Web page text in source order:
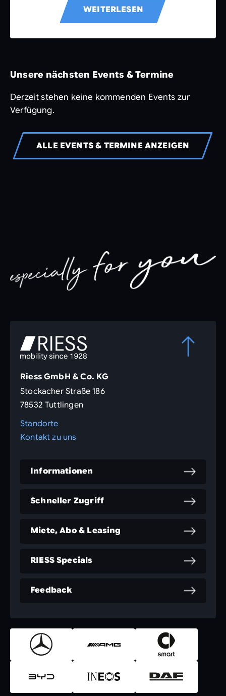
WEITERLESEN
Unsere nächsten Events & Termine
Derzeit stehen keine kommenden Events zur
Verfügung.
ALLE EVENTS & TERMINE ANZEIGEN
Riess GmbH & Co. KG
Stockacher Straße 186
78532 Tuttlingen
Standorte
Kontakt zu uns
Informationen
Schneller Zugriff
Miete, Abo & Leasing
RIESS Specials
Feedback